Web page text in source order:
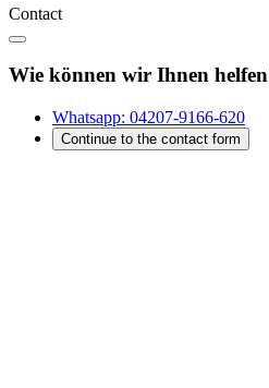
Contact
Wie können wir Ihnen
Whatsapp: 04207-9166-620